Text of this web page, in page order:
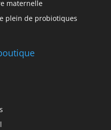
maternelle
plein de probiotiques